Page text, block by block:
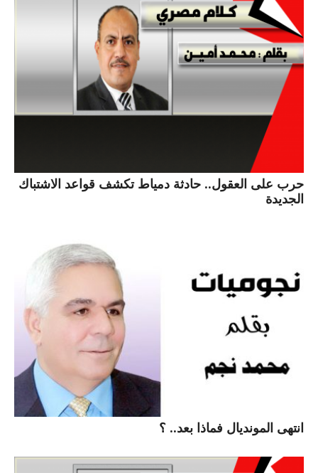
حرب على العقول.. حادثة دمياط تكشف قواعد الاشتباك
الجديدة
انتهى المونديال فماذا بعد.. ؟